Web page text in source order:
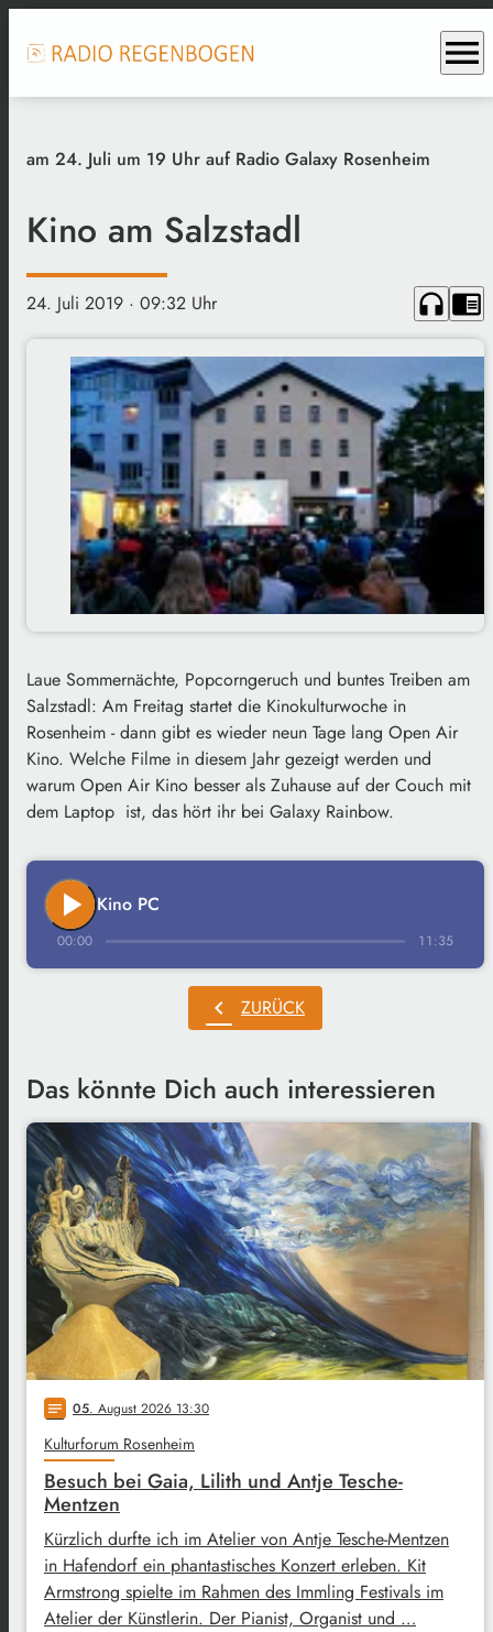
menu
am 24. Juli um 19 Uhr auf Radio Galaxy Rosenheim
Kino am Salzstadl
24. Juli 2019 · 09:32 Uhr headphones chrome_reader_mode
Laue Sommernächte, Popcorngeruch und buntes Treiben am
Salzstadl: Am Freitag startet die Kinokulturwoche in
Rosenheim - dann gibt es wieder neun Tage lang Open Air
Kino. Welche Filme in diesem Jahr gezeigt werden und
warum Open Air Kino besser als Zuhause auf der Couch mit
dem Laptop ist, das hört ihr bei Galaxy Rainbow.
play_arrow Kino PC
00:00 11:35
chevron_left ZURÜCK
Das könnte Dich auch interessieren
notes 05. August 2026 13:30
Kulturforum Rosenheim
Besuch bei Gaia, Lilith und Antje Tesche-
Mentzen
Kürzlich durfte ich im Atelier von Antje Tesche-Mentzen
in Hafendorf ein phantastisches Konzert erleben. Kit
Armstrong spielte im Rahmen des Immling Festivals im
Atelier der Künstlerin. Der Pianist, Organist und …